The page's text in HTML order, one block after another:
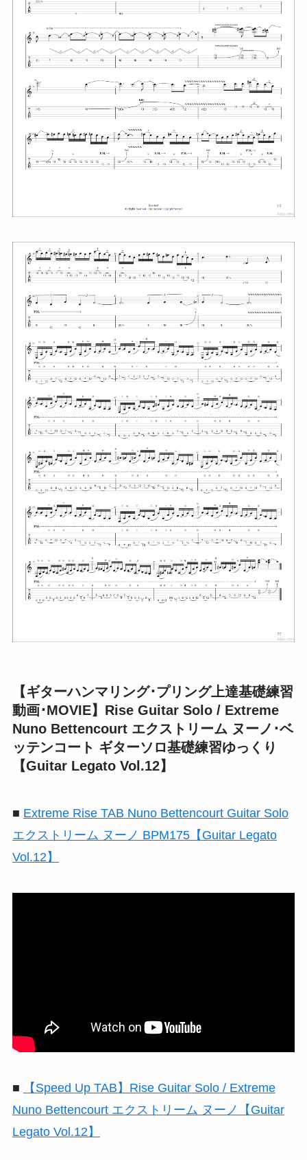
【ギターハンマリング･プリング上達基礎練習
動画･MOVIE】Rise Guitar Solo / Extreme
Nuno Bettencourt エクストリーム ヌーノ･ベ
ッテンコート ギターソロ基礎練習ゆっくり
【Guitar Legato Vol.12】
■ Extreme Rise TAB Nuno Bettencourt Guitar Solo
エクストリーム ヌーノ BPM175【Guitar Legato
Vol.12】
■
【Speed Up TAB】Rise Guitar Solo / Extreme
Nuno Bettencourt エクストリーム ヌーノ【Guitar
Legato Vol.12】